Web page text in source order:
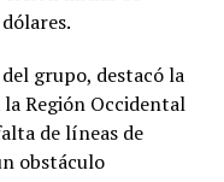
por su titular» y que
completadas
que actualmente
que estos
grupo, destacó la
Región Occidental
de líneas de
obstáculo